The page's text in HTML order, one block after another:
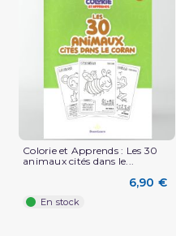
Colorie et Apprends : Les 30
animaux cités dans le...
6,90 €
En stock